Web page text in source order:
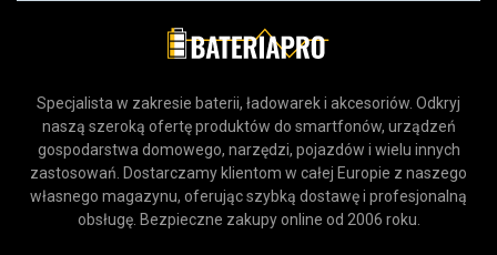
Specjalista w zakresie baterii, ładowarek i akcesoriów. Odkryj
naszą szeroką ofertę produktów do smartfonów, urządzeń
gospodarstwa domowego, narzędzi, pojazdów i wielu innych
zastosowań. Dostarczamy klientom w całej Europie z naszego
własnego magazynu, oferując szybką dostawę i profesjonalną
obsługę. Bezpieczne zakupy online od 2006 roku.